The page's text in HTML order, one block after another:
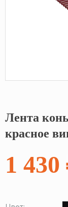
Кликните,
Лента
красное
1 430